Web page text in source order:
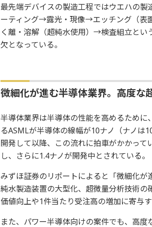
最先端デバイスの製造工程ではウエハの
ーティング→露光・現像→エッチング（表
く離・溶解（超純水使用）→検査組立とい
欠となっている。
微細化が進む半導体業界。高度な
半導体業界は半導体の性能を高めるため
るASMLが半導体の線幅が10ナノ（ナノは
開発して以降、この流れに拍車がかかっ
し、さらに1.4ナノが開発中とされている。
みずほ証券のリポートによると「微細化
純水製造装置の大型化、超微量分析技術
価値向上や1件当たり受注高の増加に寄与
また、パワー半導体向けの案件でも、高